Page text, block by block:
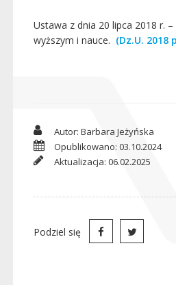
Ustawa z dnia 20 lipca 2018 r.
wyższym i nauce. (Dz.U. 2018
Autor: Barbara Jeżyńska
Opublikowano: 03.10.2024
Aktualizacja: 06.02.2025
Podziel się